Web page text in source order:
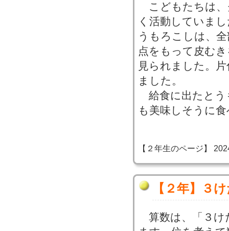
こどもたちは、
く活動していま
うもろこしは、
点をもって皮む
見られました。
ました。
給食に出たとう
も美味しそうに
【２年生のページ】
【２年】３
算数は、「３け